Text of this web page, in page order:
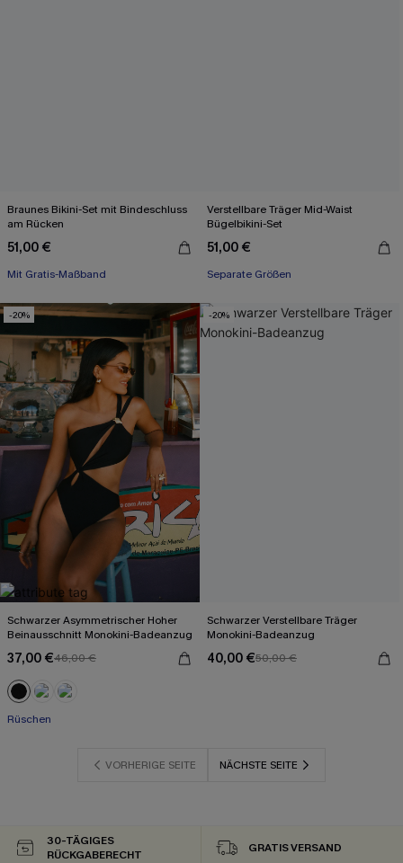
Braunes Bikini-Set mit Bindeschluss
am Rücken
51,00 €
Mit Gratis-Maßband
Verstellbare Träger Mid-Waist
Bügelbikini-Set
51,00 €
Separate Größen
-20%
Schwarzer Asymmetrischer Hoher
Beinausschnitt Monokini-Badeanzug
37,00 €46,00 €
Rüschen
-20%
Schwarzer Verstellbare Träger
Monokini-Badeanzug
40,00 €50,00 €
VORHERIGE SEITE NÄCHSTE SEITE
30-TÄGIGES
RÜCKGABERECHT
GRATIS VERSAND